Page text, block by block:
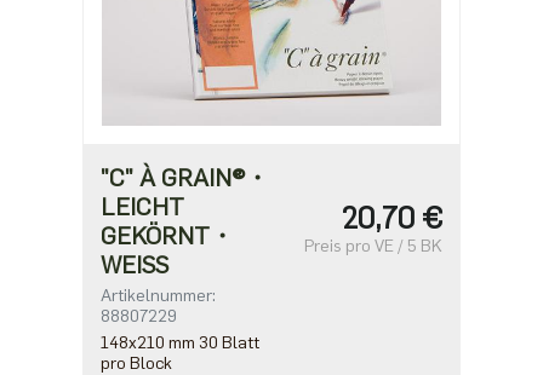
"C" À GRAIN®・
LEICHT
GEKÖRNT・
WEISS
Artikelnummer:
88807229
148x210 mm 30 Blatt
pro Block
20,70 €
Preis pro VE / 5 BK